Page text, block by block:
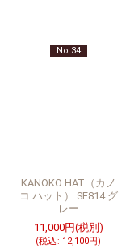
No.34
KANOKO HAT（カノ
コ ハット） SE814 グ
レー
11,000円(税別)
(税込: 12,100円)